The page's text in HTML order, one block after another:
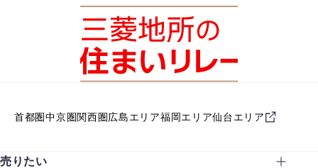
首都圏中京圏関西圏広島エリア福岡エリア仙台エリア
売りたい